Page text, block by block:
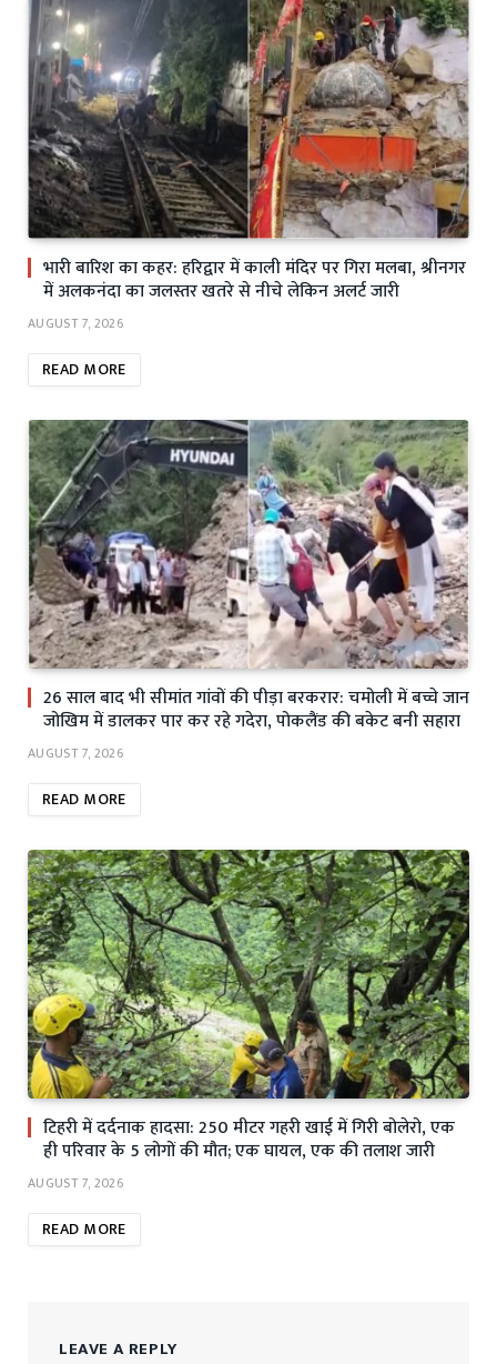
भारी बारिश का कहर: हरिद्वार में काली मंदिर पर गिरा मलबा, श्रीनगर
में अलकनंदा का जलस्तर खतरे से नीचे लेकिन अलर्ट जारी
AUGUST 7, 2026
READ MORE
26 साल बाद भी सीमांत गांवों की पीड़ा बरकरार: चमोली में बच्चे जान
जोखिम में डालकर पार कर रहे गदेरा, पोकलैंड की बकेट बनी सहारा
AUGUST 7, 2026
READ MORE
टिहरी में दर्दनाक हादसा: 250 मीटर गहरी खाई में गिरी बोलेरो, एक
ही परिवार के 5 लोगों की मौत; एक घायल, एक की तलाश जारी
AUGUST 7, 2026
READ MORE
LEAVE A REPLY